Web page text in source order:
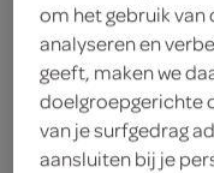
Kinder
1.
80
39 Gram
om het gebruik van
analyseren en
geeft, maken we
doelgroepgerichte
van je surfgedrag
aansluiten bij je